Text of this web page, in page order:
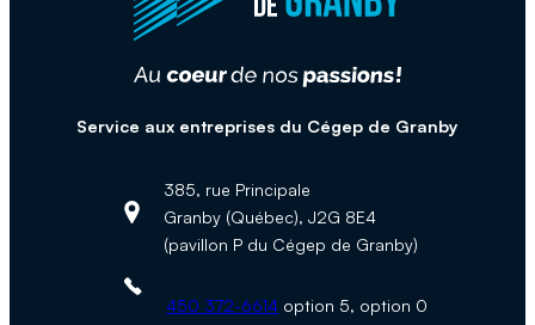
Service aux entreprises du Cégep de Granby
Adresse :
385, rue Principale
Granby (Québec), J2G 8E4
(pavillon P du Cégep de Granby)
Téléphone :
450 372-6614 option 5, option 0